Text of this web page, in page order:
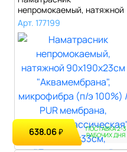
непромокаемый, натяжной
90х190х23см "Акваме..
Арт. 177199
638.06₽ ПОСТАВКА 2-3
РАБОЧИХ ДНЯ